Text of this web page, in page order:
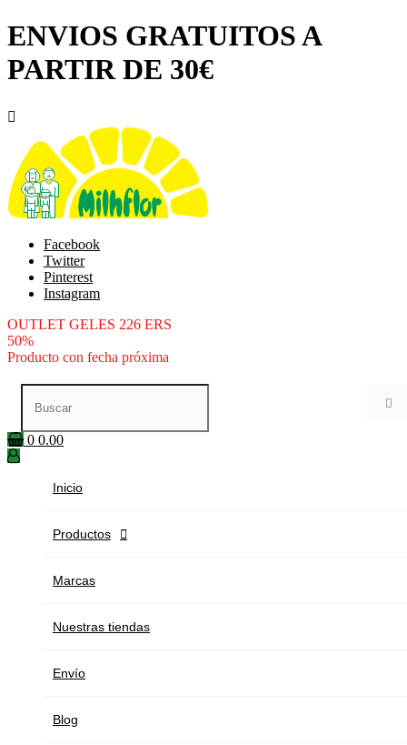
ENVIOS GRATUITOS A
PARTIR DE 30€

Facebook
Twitter
Pinterest
Instagram
OUTLET GELES 226 ERS
50%
Producto con fecha próxima

0 0.00
Inicio
Productos 
Marcas
Nuestras tiendas
Envío
Blog